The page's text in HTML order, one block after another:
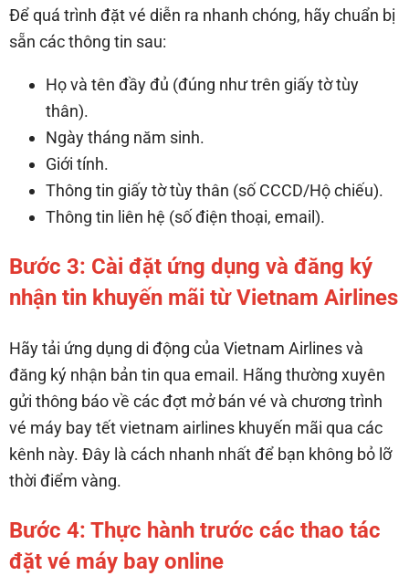
Để quá trình đặt vé diễn ra nhanh chóng, hãy chuẩn bị
sẵn các thông tin sau:
Họ và tên đầy đủ (đúng như trên giấy tờ tùy
thân).
Ngày tháng năm sinh.
Giới tính.
Thông tin giấy tờ tùy thân (số CCCD/Hộ chiếu).
Thông tin liên hệ (số điện thoại, email).
Bước 3: Cài đặt ứng dụng và đăng ký
nhận tin khuyến mãi từ Vietnam Airlines
Hãy tải ứng dụng di động của Vietnam Airlines và
đăng ký nhận bản tin qua email. Hãng thường xuyên
gửi thông báo về các đợt mở bán vé và chương trình
vé máy bay tết vietnam airlines khuyến mãi qua các
kênh này. Đây là cách nhanh nhất để bạn không bỏ lỡ
thời điểm vàng.
Bước 4: Thực hành trước các thao tác
đặt vé máy bay online